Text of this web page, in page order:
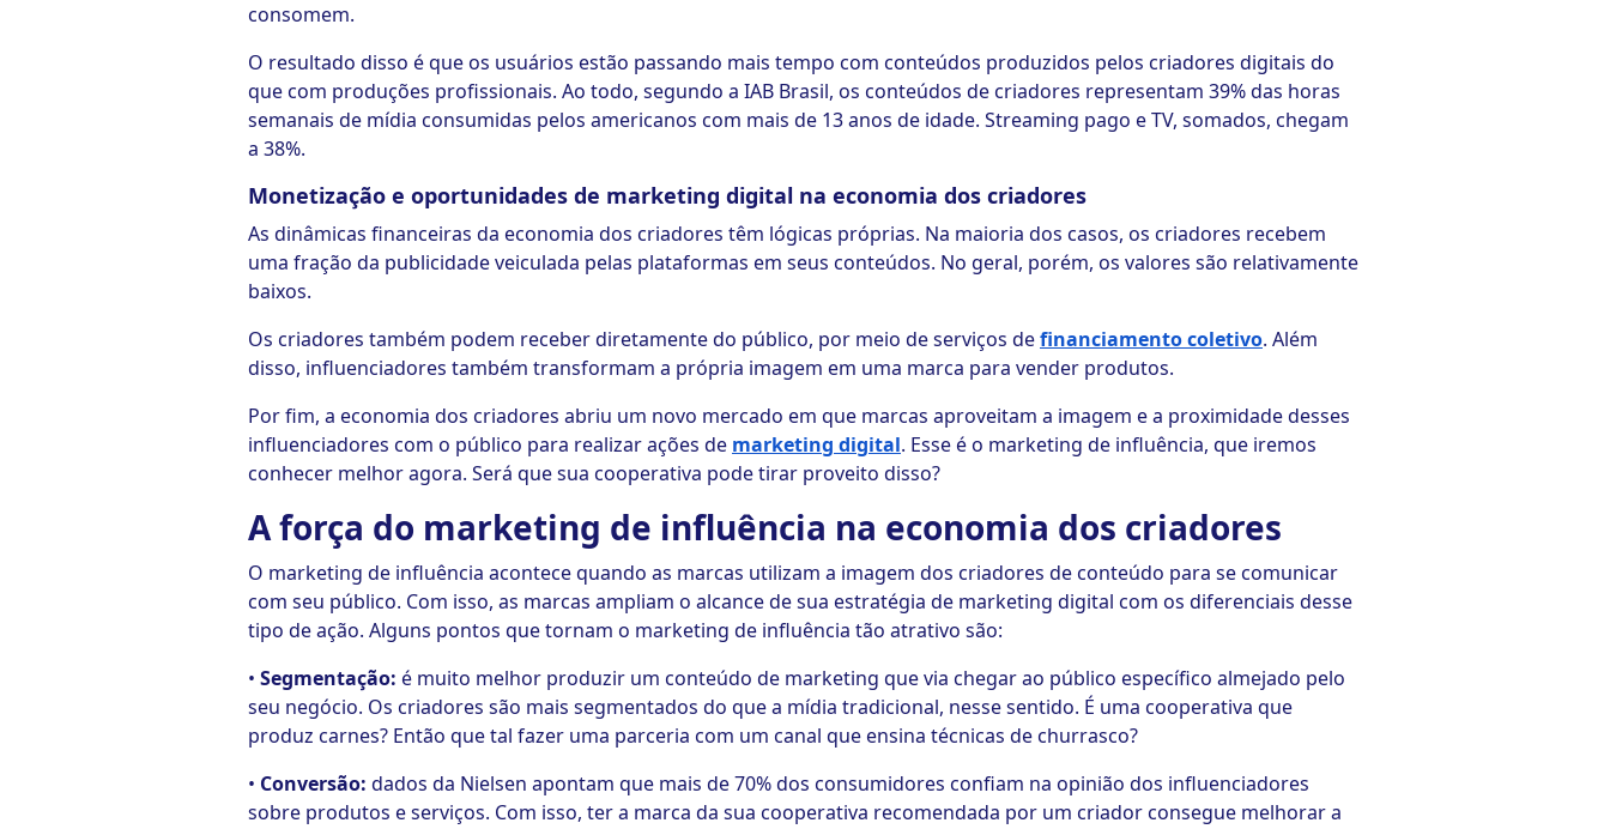
consomem.
O resultado disso é que os usuários estão passando mais tempo com conteúdos produzidos pelos criadores digitais do
que com produções profissionais. Ao todo, segundo a IAB Brasil, os conteúdos de criadores representam 39% das horas
semanais de mídia consumidas pelos americanos com mais de 13 anos de idade. Streaming pago e TV, somados, chegam
a 38%.
Monetização e oportunidades de marketing digital na economia dos criadores
As dinâmicas financeiras da economia dos criadores têm lógicas próprias. Na maioria dos casos, os criadores recebem
uma fração da publicidade veiculada pelas plataformas em seus conteúdos. No geral, porém, os valores são relativamente
baixos.
Os criadores também podem receber diretamente do público, por meio de serviços definanciamento coletivo. Além
disso, influenciadores também transformam a própria imagem em uma marca para vender produtos.
Por fim, a economia dos criadores abriu um novo mercado em que marcas aproveitam a imagem e a proximidade desses
influenciadores com o público para realizar ações de marketing digital. Esse é o marketing de influência, que iremos
conhecer melhor agora. Será que sua cooperativa pode tirar proveito disso?
A força do marketing de influência na economia dos criadores
O marketing de influência acontece quando as marcas utilizam a imagem dos criadores de conteúdo para se comunicar
com seu público. Com isso, as marcas ampliam o alcance de sua estratégia de marketing digital com os diferenciais desse
tipo de ação. Alguns pontos que tornam o marketing de influência tão atrativo são:
• Segmentação: é muito melhor produzir um conteúdo de marketing que via chegar ao público específico almejado pelo
seu negócio. Os criadores são mais segmentados do que a mídia tradicional, nesse sentido. É uma cooperativa que
produz carnes? Então que tal fazer uma parceria com um canal que ensina técnicas de churrasco?
• Conversão: dados da Nielsen apontam que mais de 70% dos consumidores confiam na opinião dos influenciadores
sobre produtos e serviços. Com isso, ter a marca da sua cooperativa recomendada por um criador consegue melhorar a